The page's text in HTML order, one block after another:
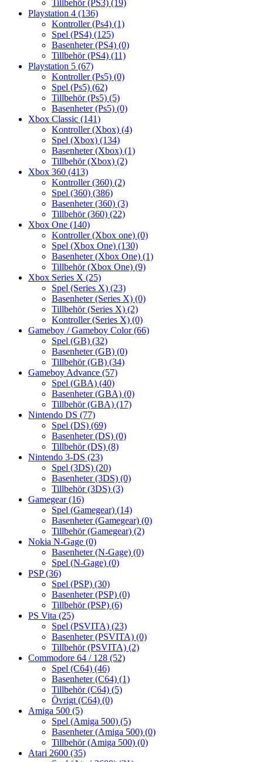
Tillbehör (PS3) (19)
Playstation 4 (136)
Kontroller (Ps4) (1)
Spel (PS4) (125)
Basenheter (PS4) (0)
Tillbehör (PS4) (11)
Playstation 5 (67)
Kontroller (Ps5) (0)
Spel (Ps5) (62)
Tillbehör (Ps5) (5)
Basenheter (Ps5) (0)
Xbox Classic (141)
Kontroller (Xbox) (4)
Spel (Xbox) (134)
Basenheter (Xbox) (1)
Tillbehör (Xbox) (2)
Xbox 360 (413)
Kontroller (360) (2)
Spel (360) (386)
Basenheter (360) (3)
Tillbehör (360) (22)
Xbox One (140)
Kontroller (Xbox one) (0)
Spel (Xbox One) (130)
Basenheter (Xbox One) (1)
Tillbehör (Xbox One) (9)
Xbox Series X (25)
Spel (Series X) (23)
Basenheter (Series X) (0)
Tillbehör (Series X) (2)
Kontroller (Series X) (0)
Gameboy / Gameboy Color(66)
Spel (GB) (32)
Basenheter (GB) (0)
Tillbehör (GB) (34)
Gameboy Advance (57)
Spel (GBA) (40)
Basenheter (GBA) (0)
Tillbehör (GBA) (17)
Nintendo DS (77)
Spel (DS) (69)
Basenheter (DS) (0)
Tillbehör (DS) (8)
Nintendo 3-DS (23)
Spel (3DS) (20)
Basenheter (3DS) (0)
Tillbehör (3DS) (3)
Gamegear(16)
Spel (Gamegear) (14)
Basenheter (Gamegear) (0)
Tillbehör (Gamegear) (2)
Nokia N-Gage (0)
Basenheter (N-Gage) (0)
Spel (N-Gage) (0)
PSP(36)
Spel (PSP) (30)
Basenheter (PSP) (0)
Tillbehör (PSP) (6)
PS Vita (25)
Spel (PSVITA) (23)
Basenheter (PSVITA) (0)
Tillbehör (PSVITA) (2)
Commodore 64 / 128 (52)
Spel (C64) (46)
Basenheter (C64) (1)
Tillbehör (C64) (5)
Övrigt (C64) (0)
Amiga 500 (5)
Spel (Amiga 500) (5)
Basenheter (Amiga 500) (0)
Tillbehör (Amiga 500) (0)
Atari 2600 (35)